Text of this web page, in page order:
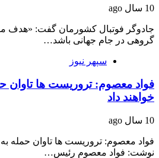
10 سال ago
جادوگر فوتبال کشورمان گفت: «هدف ما
گروهی در جام جهانی باشد…
سپهر نیوز
فواد معصوم: تروریست ها تاوان
خواهند داد
10 سال ago
فواد معصوم: تروریست ها تاوان حمله به
نوشت: فواد معصوم رئیس…